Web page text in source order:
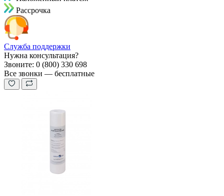
Рассрочка
Служба поддержки
Нужна консультация?
Звоните: 0 (800) 330 698
Все звонки — бесплатные